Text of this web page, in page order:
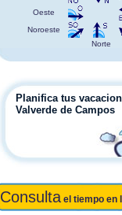
Oeste
Noroeste
Norte
Planifica tus
Valverde de Campos
Consulta el tiempo en